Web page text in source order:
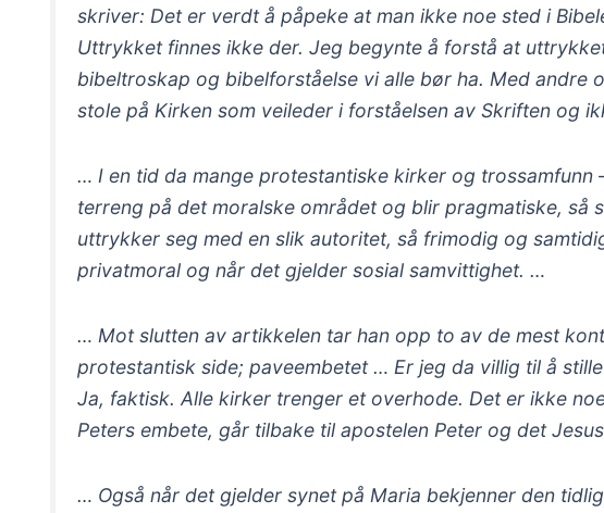
skriver: Det er verdt å påpeke at man ikke noe sted i
Uttrykket finnes ikke der. Jeg begynte å forstå at
bibeltroskap og bibelforståelse vi alle bør ha. Med andre
stole på Kirken som veileder i forståelsen av Skriften og
… I en tid da mange protestantiske kirker og
terreng på det moralske området og blir pragmatiske, så
uttrykker seg med en slik autoritet, så frimodig og
privatmoral og når det gjelder sosial samvittighet. …
… Mot slutten av artikkelen tar han opp to av de mest
protestantisk side; paveembetet … Er jeg da villig til å
Ja, faktisk. Alle kirker trenger et overhode. Det er ikke
Peters embete, går tilbake til apostelen Peter og det
… Også når det gjelder synet på Maria bekjenner den